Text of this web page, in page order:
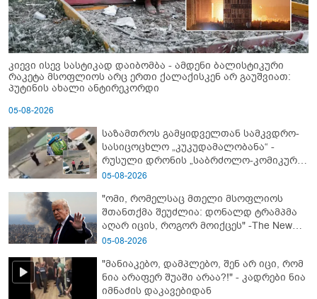
კიევი ისევ სასტიკად დაიბომბა - ამდენი ბალისტიკური
რაკეტა მსოფლიოს არც ერთი ქალაქისკენ არ გაუშვიათ:
პუტინის ახალი ანტირეკორდი
05-08-2026
საზამთროს გამყიდველთან სამკვდრო-
სასიცოცხლო „კუკუდამალობანა“ -
რუსული დრონის „საბრძოლო-კომიკური“
ვიდეო
05-08-2026
"ომი, რომელსაც მთელი მსოფლიოს
შთანთქმა შეუძლია: დონალდ ტრამპმა
აღარ იცის, როგორ მოიქცეს" -The New
York Times
05-08-2026
"მანიაკებო, დამპლებო, შენ არ იცი, რომ
ნია არაფერ შუაში არაა?!" - კადრები ნია
იმნაძის დაკავებიდან